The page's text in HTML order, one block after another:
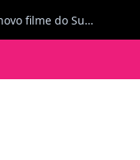
Jorge Loureiro | Fearme diz: A versão da Switch 2 tem censura... mas também não perdes muito.